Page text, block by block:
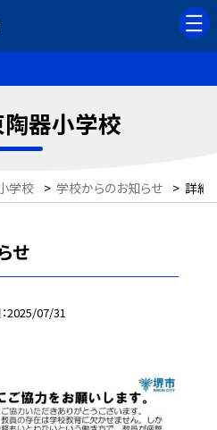
器小学校
学校 > 学校からのお知らせ > 詳細
せ
2025/07/31